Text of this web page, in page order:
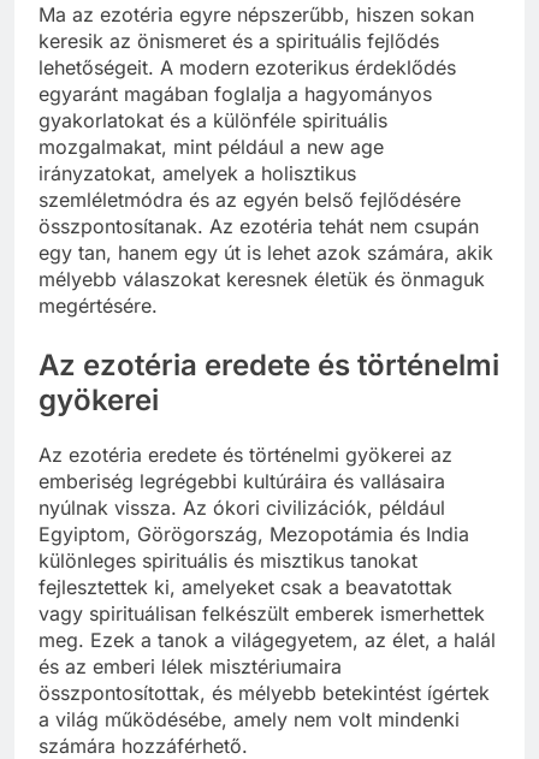
Ma az ezotéria egyre népszerűbb, hiszen sokan
keresik az önismeret és a spirituális fejlődés
lehetőségeit. A modern ezoterikus érdeklődés
egyaránt magában foglalja a hagyományos
gyakorlatokat és a különféle spirituális
mozgalmakat, mint például a new age
irányzatokat, amelyek a holisztikus
szemléletmódra és az egyén belső fejlődésére
összpontosítanak. Az ezotéria tehát nem csupán
egy tan, hanem egy út is lehet azok számára, akik
mélyebb válaszokat keresnek életük és önmaguk
megértésére.
Az ezotéria eredete és történelmi
gyökerei
Az ezotéria eredete és történelmi gyökerei az
emberiség legrégebbi kultúráira és vallásaira
nyúlnak vissza. Az ókori civilizációk, például
Egyiptom, Görögország, Mezopotámia és India
különleges spirituális és misztikus tanokat
fejlesztettek ki, amelyeket csak a beavatottak
vagy spirituálisan felkészült emberek ismerhettek
meg. Ezek a tanok a világegyetem, az élet, a halál
és az emberi lélek misztériumaira
összpontosítottak, és mélyebb betekintést ígértek
a világ működésébe, amely nem volt mindenki
számára hozzáférhető.